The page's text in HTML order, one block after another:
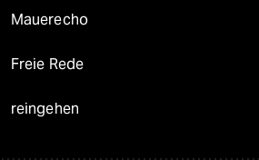
Mauerecho
Freie Rede
reingehen